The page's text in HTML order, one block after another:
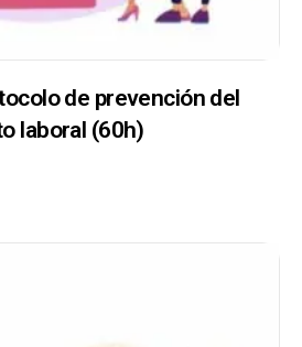
de prevención del
laboral (60h)